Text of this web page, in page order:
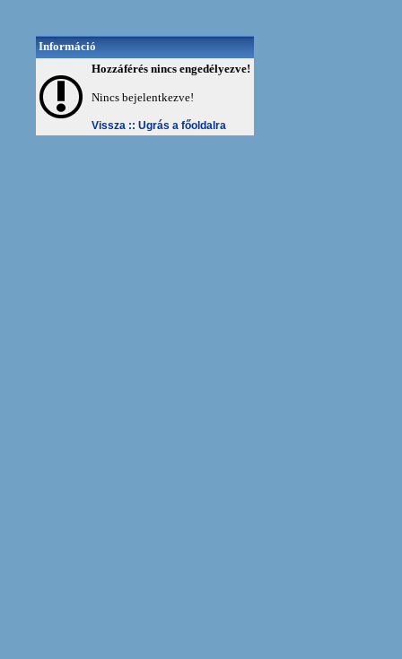
Információ
Hozzáférés nincs engedélyezve!
Nincs bejelentkezve!
Vissza :: Ugrás a főoldalra